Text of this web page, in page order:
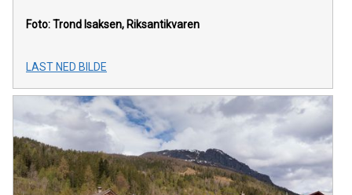
Foto: Trond Isaksen, Riksantikvaren
LAST NED BILDE